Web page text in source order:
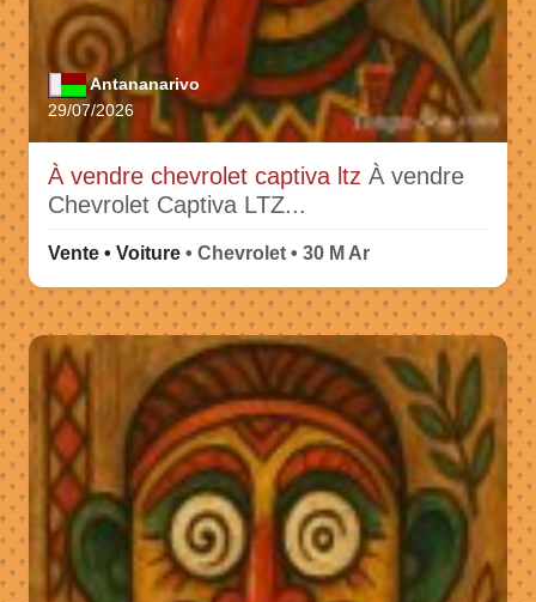
Antananarivo
29/07/2026
À vendre chevrolet captiva ltz À vendre
Chevrolet Captiva LTZ...
Vente • Voiture • Chevrolet • 30 M Ar